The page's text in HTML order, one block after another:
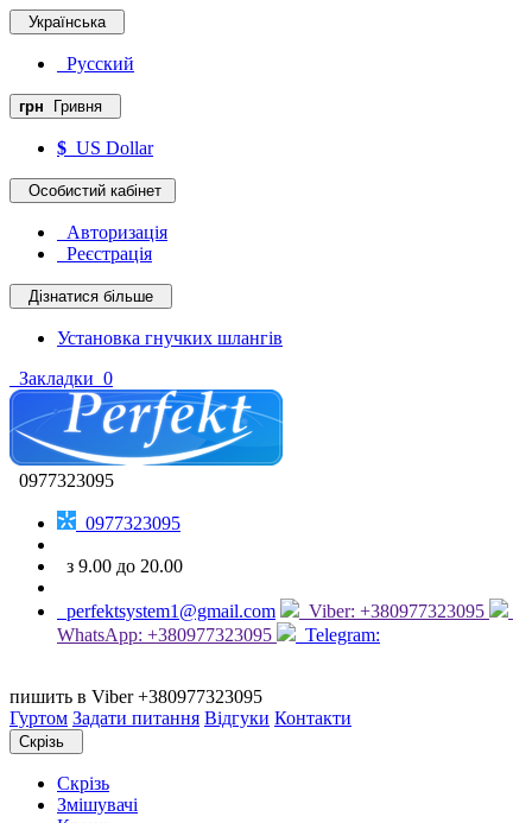
Українська
Русский
грн Гривня
$ US Dollar
Особистий кабінет
Авторизація
Реєстрація
Дізнатися більше
Установка гнучких шлангів
Закладки 0
0977323095
0977323095
з 9.00 до 20.00
perfektsystem1@gmail.com
Viber: +380977323095
WhatsApp: +380977323095
Telegram:
пишить в Viber +380977323095
Гуртом Задати питання Відгуки Контакти
Скрізь
Скрізь
Змішувачі